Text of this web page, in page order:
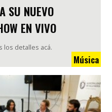
SU NUEVO
EN VIVO
los detalles acá.
Música